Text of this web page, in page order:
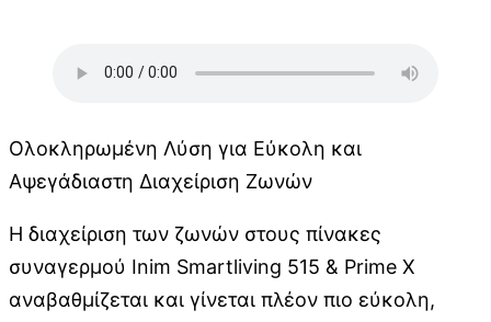
Ολοκληρωμένη Λύση για Εύκολη και
Αψεγάδιαστη Διαχείριση Ζωνών
Η διαχείριση των ζωνών στους πίνακες
συναγερμού Inim Smartliving 515 & Prime X
αναβαθμίζεται και γίνεται πλέον πιο εύκολη,